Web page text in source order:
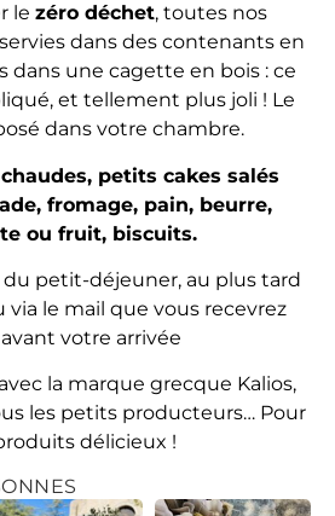
le zéro déchet, toutes nos
dans des contenants en
dans une cagette en bois : ce
et tellement plus joli ! Le
dans votre chambre.
petits cakes salés
fromage, pain, beurre,
ou fruit, biscuits.
du petit-déjeuner, au plus tard
via le mail que vous recevrez
votre arrivée
la marque grecque Kalios,
les petits producteurs… Pour
délicieux !